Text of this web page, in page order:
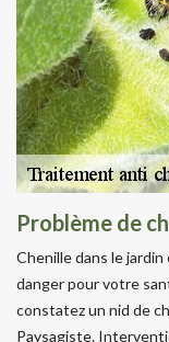
Problème de
Chenille dans le
danger pour votre
constatez un nid de
Paysagiste.